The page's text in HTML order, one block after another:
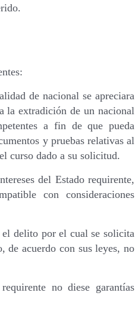
de nacional se apreciara
la extradición de un nacional
a fin de que pueda
y pruebas relativas al
curso dado a su solicitud.
del Estado requirente,
con consideraciones
el delito por el cual se solicita
de acuerdo con sus leyes, no
no diese garantías